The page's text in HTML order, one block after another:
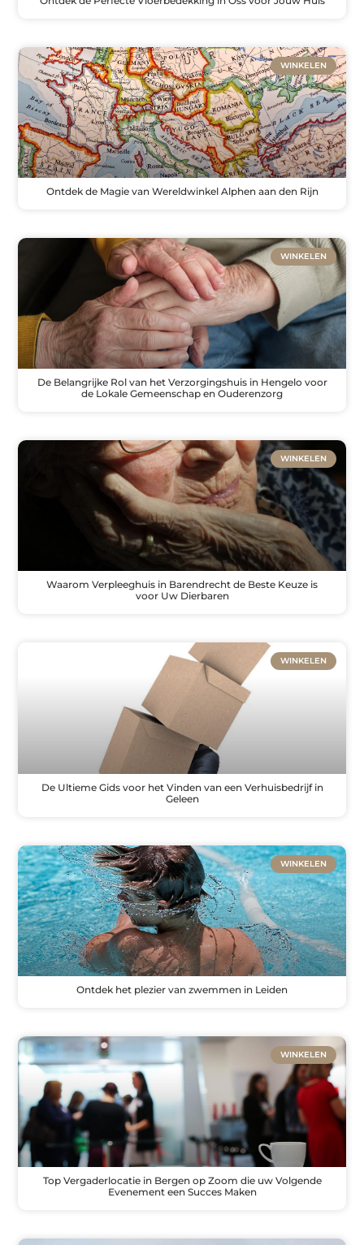
WINKELEN
Ontdek de Magie van Wereldwinkel Alphen aan den Rijn
WINKELEN
De Belangrijke Rol van het Verzorgingshuis in Hengelo voor
de Lokale Gemeenschap en Ouderenzorg
WINKELEN
Waarom Verpleeghuis in Barendrecht de Beste Keuze is
voor Uw Dierbaren
WINKELEN
De Ultieme Gids voor het Vinden van een Verhuisbedrijf in
Geleen
WINKELEN
Ontdek het plezier van zwemmen in Leiden
WINKELEN
Top Vergaderlocatie in Bergen op Zoom die uw Volgende
Evenement een Succes Maken